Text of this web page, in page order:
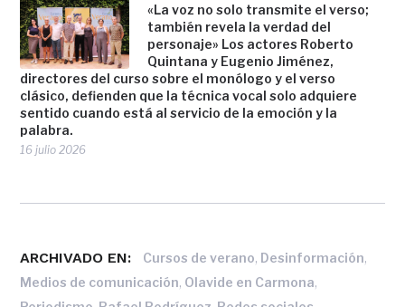
«La voz no solo transmite el verso;
también revela la verdad del
personaje» Los actores Roberto
Quintana y Eugenio Jiménez,
directores del curso sobre el monólogo y el verso
clásico, defienden que la técnica vocal solo adquiere
sentido cuando está al servicio de la emoción y la
palabra.
16 julio 2026
ARCHIVADO EN: Cursos de verano, Desinformación,
Medios de comunicación, Olavide en Carmona,